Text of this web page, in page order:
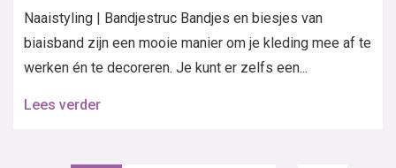
Naaistyling | Bandjestruc Bandjes en biesjes van
biaisband zijn een mooie manier om je kleding mee af te
werken én te decoreren. Je kunt er zelfs een...
Lees verder